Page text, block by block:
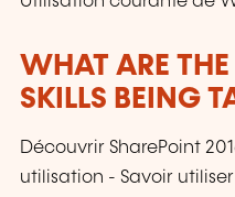
WHAT ARE
SKILLS BEING
Découvrir SharePoint
utilisation - Savoir